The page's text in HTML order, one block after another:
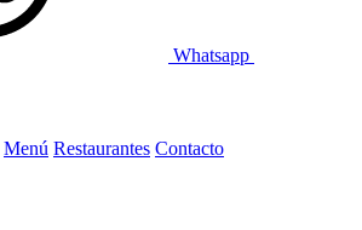
Whatsapp
Menú Restaurantes Contacto